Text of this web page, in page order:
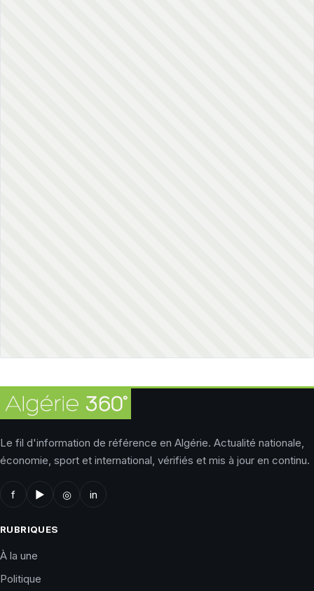
Le fil d'information de référence en Algérie. Actualité nationale,
économie, sport et international, vérifiés et mis à jour en continu.
f ▶ ◎ in
RUBRIQUES
À la une
Politique